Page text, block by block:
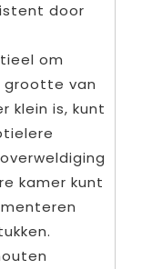
door
om
grootte van
klein is, kunt
kamer kunt